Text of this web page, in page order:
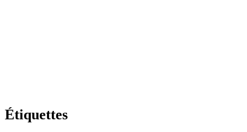
Étiquettes